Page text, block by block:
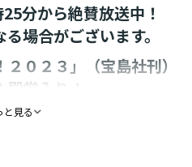
分から絶賛放送中！
場合がございます。
０２３」（宝島社刊）
堂入り！
電子書籍を含む）
と見る